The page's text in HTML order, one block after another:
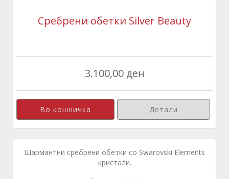
Сребрени обетки Silver Beauty
3.100,00 ден
Детали
Шармантни сребрени обетки со Swarovski Elements
кристали.